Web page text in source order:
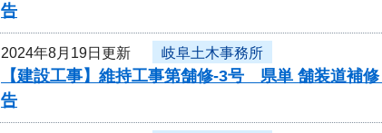
告
2024年8月19日更新 岐阜土木事務所
【建設工事】維持工事第舗修-3号 県単 舗装道補
告